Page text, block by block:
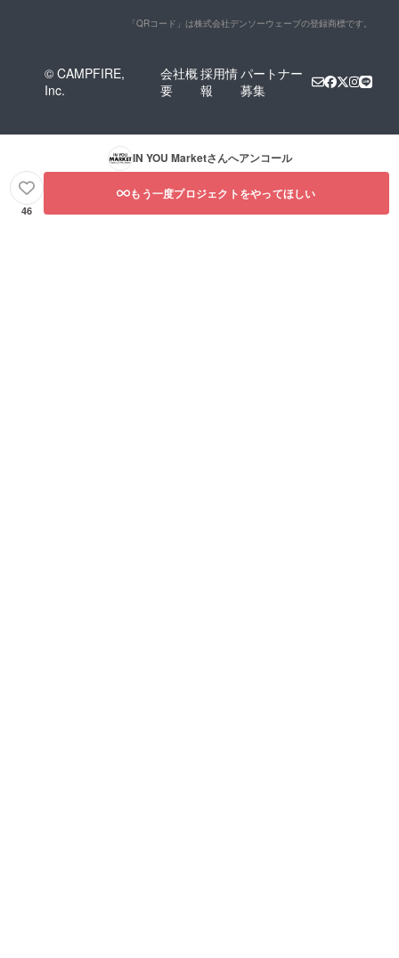
「QRコード」は株式会社デンソーウェーブの登録商標です。
© CAMPFIRE,
Inc.
会社概
要
採用情
報
パートナー
募集
IN YOU Marketさんへアンコール
46
もう一度プロジェクトをやってほしい